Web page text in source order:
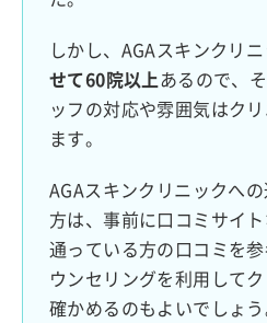
しかし、AGAスキンクリ
せて60院以上あるので、
ッフの対応や雰囲気はク
ます。
AGAスキンクリニックへ
方は、事前に口コミサイ
通っている方の口コミを
ウンセリングを利用して
確かめるのもよいでしょう